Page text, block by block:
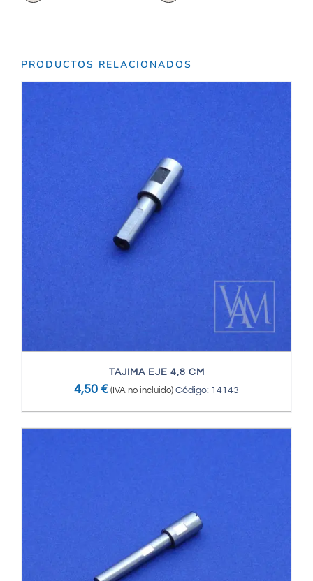
PRODUCTOS RELACIONADOS
TAJIMA EJE 4,8 CM
4,50 € (IVA no incluido) Código: 14143